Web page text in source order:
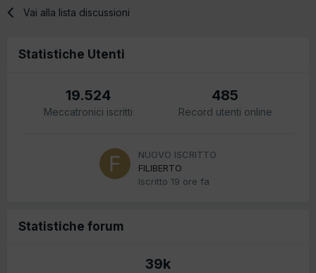
Vai alla lista discussioni
Statistiche Utenti
19.524
Meccatronici iscritti
485
Record utenti online
NUOVO ISCRITTO
FILIBERTO
Iscritto 19 ore fa
Statistiche forum
39k